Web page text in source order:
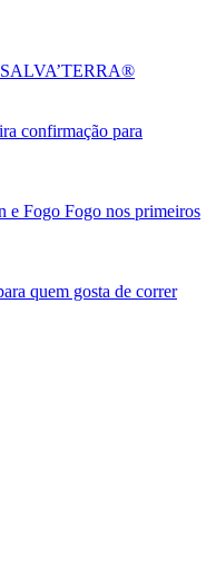
confirmação para
e Fogo Fogo nos primeiros
quem gosta de correr